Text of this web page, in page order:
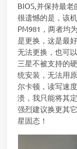
BIOS,并保持最老
很遗憾的是，该
PM981，两者均
是更换，这是最
无法更换，也可
三星不被支持的
统安装，无法用
尔卡顿，读写速
溃，我只能将其
强烈建议换更其
星固态！